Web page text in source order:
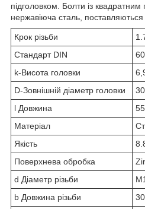
підголовком. Болти із квадратним
нержавіюча сталь, поставляються
Крок різьби
Стандарт DIN
k-Висота головки
D-Зовнішній діаметр головки
l Довжина
Матеріал
Якість
Поверхнева обробка
d Діаметр різьби
b Довжина різьби